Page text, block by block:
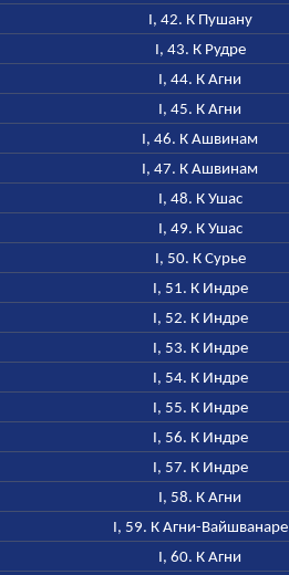
I, 42. К Пушану
I, 43. К Рудре
I, 44. К Агни
I, 45. К Агни
I, 46. К Ашвинам
I, 47. К Ашвинам
I, 48. К Ушас
I, 49. К Ушас
I, 50. К Сурье
I, 51. К Индре
I, 52. К Индре
I, 53. К Индре
I, 54. К Индре
I, 55. К Индре
I, 56. К Индре
I, 57. К Индре
I, 58. К Агни
I, 59. К Агни-Вайшванаре
I, 60. К Агни